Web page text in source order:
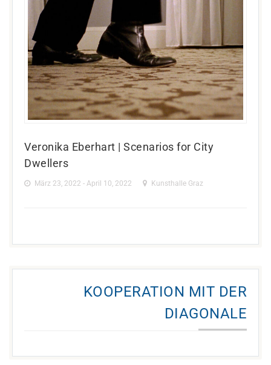
Veronika Eberhart | Scenarios for City
Dwellers
März 23, 2022 - April 10, 2022 Kunsthalle Graz
KOOPERATION MIT DER
DIAGONALE